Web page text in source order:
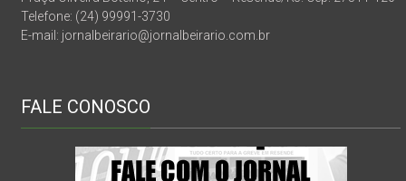
Telefone: (24) 99991-3730
E-mail: jornalbeirario@jornalbeirario.com.br
FALE CONOSCO